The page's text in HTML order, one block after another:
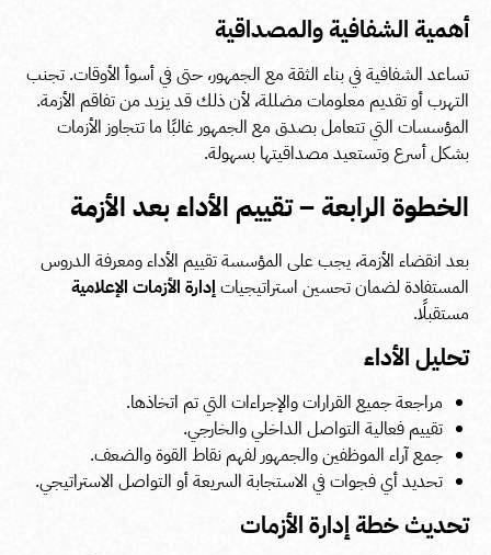
أهمية الشفافية والمصداقية
تساعد الشفافية في بناء الثقة مع الجمهور، حتى في أسوأ الأوقات. تجنب
التهرب أو تقديم معلومات مضللة، لأن ذلك قد يزيد من تفاقم الأزمة.
المؤسسات التي تتعامل بصدق مع الجمهور غالبًا ما تتجاوز الأزمات
بشكل أسرع وتستعيد مصداقيتها بسهولة.
الخطوة الرابعة – تقييم الأداء بعد الأزمة
بعد انقضاء الأزمة، يجب على المؤسسة تقييم الأداء ومعرفة الدروس
المستفادة لضمان تحسين استراتيجيات إدارة الأزمات الإعلامية
مستقبلًا.
تحليل الأداء
مراجعة جميع القرارات والإجراءات التي تم اتخاذها.
تقييم فعالية التواصل الداخلي والخارجي.
جمع آراء الموظفين والجمهور لفهم نقاط القوة والضعف.
تحديد أي فجوات في الاستجابة السريعة أو التواصل الاستراتيجي.
تحديث خطة إدارة الأزمات